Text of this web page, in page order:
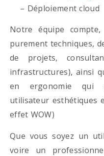
– Déploiement cloud
Notre équipe compte,
purement techniques,
de projets,
infrastructures), ainsi
en ergonomie qui
utilisateur esthétiques
effet WOW)
Que vous soyez un
voire un